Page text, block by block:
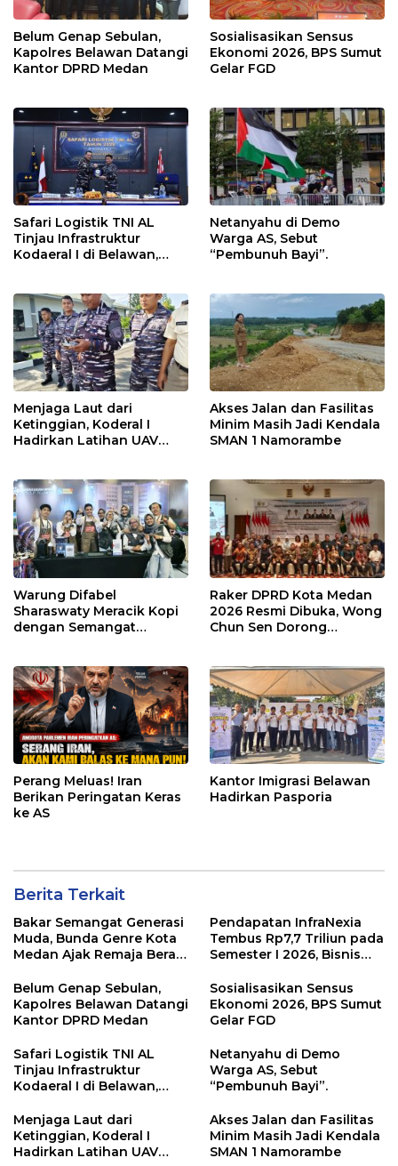
Belum Genap Sebulan,
Kapolres Belawan Datangi
Kantor DPRD Medan
Sosialisasikan Sensus
Ekonomi 2026, BPS Sumut
Gelar FGD
Safari Logistik TNI AL
Tinjau Infrastruktur
Kodaeral I di Belawan,
Netanyahu di Demo
Warga AS, Sebut
“Pembunuh Bayi”.
Menjaga Laut dari
Ketinggian, Koderal I
Hadirkan Latihan UAV
Akses Jalan dan Fasilitas
Minim Masih Jadi Kendala
SMAN 1 Namorambe
Warung Difabel
Sharaswaty Meracik Kopi
dengan Semangat
Raker DPRD Kota Medan
2026 Resmi Dibuka, Wong
Chun Sen Dorong
Perang Meluas! Iran
Berikan Peringatan Keras
ke AS
Kantor Imigrasi Belawan
Hadirkan Pasporia
Berita Terkait
Bakar Semangat Generasi
Muda, Bunda Genre Kota
Medan Ajak Remaja Berani
Pendapatan InfraNexia
Tembus Rp7,7 Triliun pada
Semester I 2026, Bisnis
Persen
Belum Genap Sebulan,
Kapolres Belawan Datangi
Kantor DPRD Medan
Sosialisasikan Sensus
Ekonomi 2026, BPS Sumut
Gelar FGD
Safari Logistik TNI AL
Tinjau Infrastruktur
Kodaeral I di Belawan,
Operasional
Netanyahu di Demo
Warga AS, Sebut
“Pembunuh Bayi”.
Menjaga Laut dari
Ketinggian, Koderal I
Hadirkan Latihan UAV
Akses Jalan dan Fasilitas
Minim Masih Jadi Kendala
SMAN 1 Namorambe